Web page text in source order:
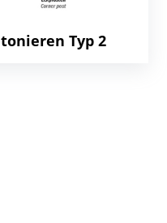
Typ 2